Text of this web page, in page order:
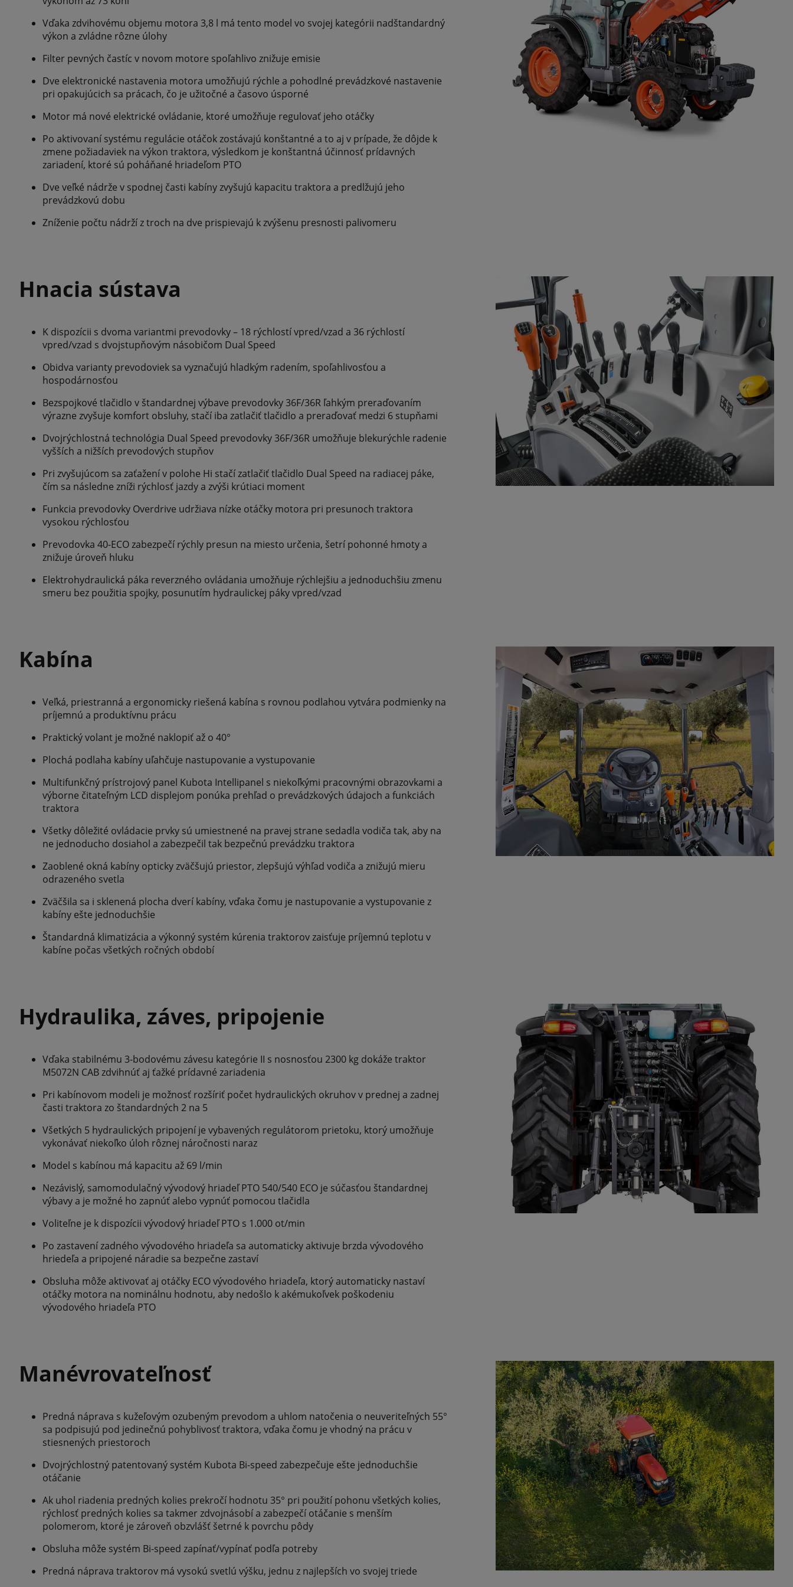
Vďaka zdvihovému objemu motora 3,8 l má tento model vo svojej kategórii nadštandardný
výkon a zvládne rôzne úlohy
Filter pevných častíc v novom motore spoľahlivo znižuje emisie
Dve elektronické nastavenia motora umožňujú rýchle a pohodlné prevádzkové nastavenie
pri opakujúcich sa prácach, čo je užitočné a časovo úsporné
Motor má nové elektrické ovládanie, ktoré umožňuje regulovať jeho otáčky
Po aktivovaní systému regulácie otáčok zostávajú konštantné a to aj v prípade, že dôjde k
zmene požiadaviek na výkon traktora, výsledkom je konštantná účinnosť prídavných
zariadení, ktoré sú poháňané hriadeľom PTO
Dve veľké nádrže v spodnej časti kabíny zvyšujú kapacitu traktora a predlžujú jeho
prevádzkovú dobu
Zníženie počtu nádrží z troch na dve prispievajú k zvýšenu presnosti palivomeru
Hnacia sústava
K dispozícii s dvoma variantmi prevodovky – 18 rýchlostí vpred/vzad a 36 rýchlostí
vpred/vzad s dvojstupňovým násobičom Dual Speed
Obidva varianty prevodoviek sa vyznačujú hladkým radením, spoľahlivosťou a
hospodárnosťou
Bezspojkové tlačidlo v štandardnej výbave prevodovky 36F/36R ľahkým preraďovaním
výrazne zvyšuje komfort obsluhy, stačí iba zatlačiť tlačidlo a preraďovať medzi 6 stupňami
Dvojrýchlostná technológia Dual Speed prevodovky 36F/36R umožňuje blekurýchle radenie
vyšších a nižších prevodových stupňov
Pri zvyšujúcom sa zaťažení v polohe Hi stačí zatlačiť tlačidlo Dual Speed na radiacej páke,
čím sa následne zníži rýchlosť jazdy a zvýši krútiaci moment
Funkcia prevodovky Overdrive udržiava nízke otáčky motora pri presunoch traktora
vysokou rýchlosťou
Prevodovka 40-ECO zabezpečí rýchly presun na miesto určenia, šetrí pohonné hmoty a
znižuje úroveň hluku
Elektrohydraulická páka reverzného ovládania umožňuje rýchlejšiu a jednoduchšiu zmenu
smeru bez použitia spojky, posunutím hydraulickej páky vpred/vzad
Kabína
Veľká, priestranná a ergonomicky riešená kabína s rovnou podlahou vytvára podmienky na
príjemnú a produktívnu prácu
Praktický volant je možné naklopiť až o 40°
Plochá podlaha kabíny uľahčuje nastupovanie a vystupovanie
Multifunkčný prístrojový panel Kubota Intellipanel s niekoľkými pracovnými obrazovkami a
výborne čitateľným LCD displejom ponúka prehľad o prevádzkových údajoch a funkciách
traktora
Všetky dôležité ovládacie prvky sú umiestnené na pravej strane sedadla vodiča tak, aby na
ne jednoducho dosiahol a zabezpečil tak bezpečnú prevádzku traktora
Zaoblené okná kabíny opticky zväčšujú priestor, zlepšujú výhľad vodiča a znižujú mieru
odrazeného svetla
Zväčšila sa i sklenená plocha dverí kabíny, vďaka čomu je nastupovanie a vystupovanie z
kabíny ešte jednoduchšie
Štandardná klimatizácia a výkonný systém kúrenia traktorov zaisťuje príjemnú teplotu v
kabíne počas všetkých ročných období
Hydraulika, záves, pripojenie
Vďaka stabilnému 3-bodovému závesu kategórie II s nosnosťou 2300 kg dokáže traktor
M5072N CAB zdvihnúť aj ťažké prídavné zariadenia
Pri kabínovom modeli je možnosť rozšíriť počet hydraulických okruhov v prednej a zadnej
časti traktora zo štandardných 2 na 5
Všetkých 5 hydraulických pripojení je vybavených regulátorom prietoku, ktorý umožňuje
vykonávať niekoľko úloh rôznej náročnosti naraz
Model s kabínou má kapacitu až 69 l/min
Nezávislý, samomodulačný vývodový hriadeľ PTO 540/540 ECO je súčasťou štandardnej
výbavy a je možné ho zapnúť alebo vypnúť pomocou tlačidla
Voliteľne je k dispozícii vývodový hriadeľ PTO s 1.000 ot/min
Po zastavení zadného vývodového hriadeľa sa automaticky aktivuje brzda vývodového
hriedeľa a pripojené náradie sa bezpečne zastaví
Obsluha môže aktivovať aj otáčky ECO vývodového hriadeľa, ktorý automaticky nastaví
otáčky motora na nominálnu hodnotu, aby nedošlo k akémukoľvek poškodeniu
vývodového hriadeľa PTO
Manévrovateľnosť
Predná náprava s kužeľovým ozubeným prevodom a uhlom natočenia o neuveriteľných 55°
sa podpisujú pod jedinečnú pohyblivosť traktora, vďaka čomu je vhodný na prácu v
stiesnených priestoroch
Dvojrýchlostný patentovaný systém Kubota Bi-speed zabezpečuje ešte jednoduchšie
otáčanie
Ak uhol riadenia predných kolies prekročí hodnotu 35° pri použití pohonu všetkých kolies,
rýchlosť predných kolies sa takmer zdvojnásobí a zabezpečí otáčanie s menším
polomerom, ktoré je zároveň obzvlášť šetrné k povrchu pôdy
Obsluha môže systém Bi-speed zapínať/vypínať podľa potreby
Predná náprava traktorov má vysokú svetlú výšku, jednu z najlepších vo svojej triede